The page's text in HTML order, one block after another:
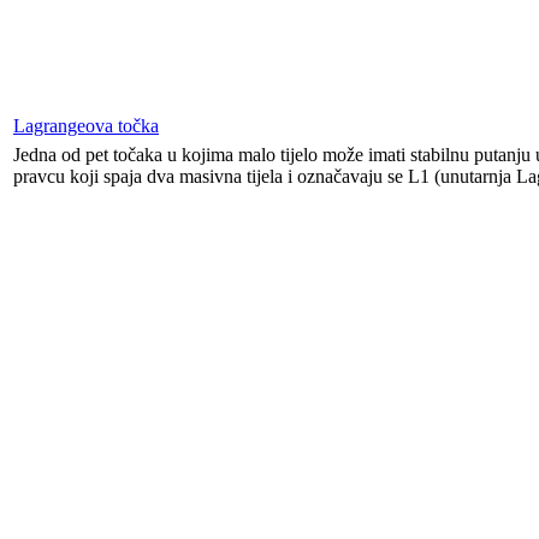
Lagrangeova točka
Jedna od pet točaka u kojima malo tijelo može imati stabilnu
pravcu koji spaja dva masivna tijela i označavaju se L1 (unutarnja